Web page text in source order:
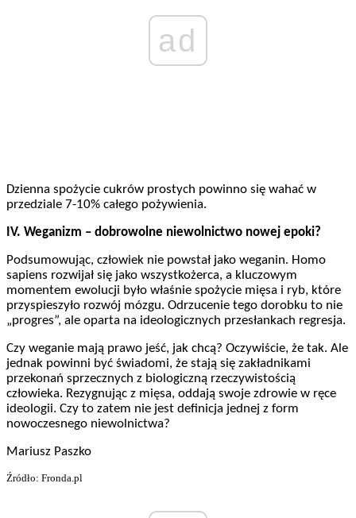
ad
Dzienna spożycie cukrów prostych powinno się wahać w
przedziale 7-10% całego pożywienia.
IV. Weganizm – dobrowolne niewolnictwo nowej epoki?
Podsumowując, człowiek nie powstał jako weganin. Homo
sapiens rozwijał się jako wszystkożerca, a kluczowym
momentem ewolucji było właśnie spożycie mięsa i ryb, które
przyspieszyło rozwój mózgu. Odrzucenie tego dorobku to nie
„progres”, ale oparta na ideologicznych przesłankach regresja.
Czy weganie mają prawo jeść, jak chcą? Oczywiście, że tak. Ale
jednak powinni być świadomi, że stają się zakładnikami
przekonań sprzecznych z biologiczną rzeczywistością
człowieka. Rezygnując z mięsa, oddają swoje zdrowie w ręce
ideologii. Czy to zatem nie jest definicja jednej z form
nowoczesnego niewolnictwa?
Mariusz Paszko
Źródło: Fronda.pl